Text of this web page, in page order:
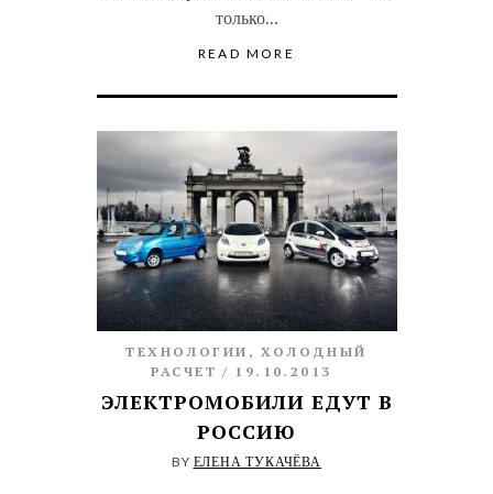
только…
READ MORE
ТЕХНОЛОГИИ ,ХОЛОДНЫЙ
РАСЧЕТ
19.10.2013
ЭЛЕКТРОМОБИЛИ ЕДУТ В
РОССИЮ
BY ЕЛЕНА ТУКАЧЁВА